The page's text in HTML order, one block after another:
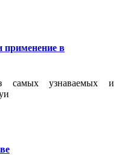
применение в
узнаваемых и